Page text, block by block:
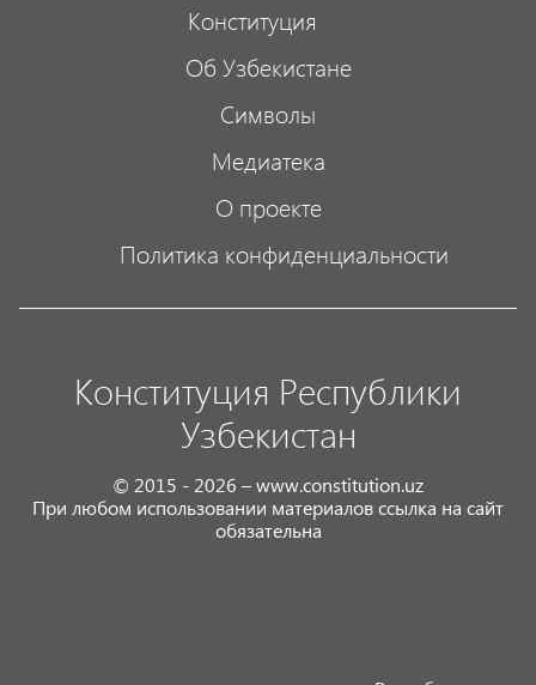
Конституция
Об Узбекистане
Символы
Медиатека
О проекте
Политика конфиденциальности
Конституция Республики
Узбекистан
© 2015 - 2026 – www.constitution.uz
При любом использовании материалов ссылка на сайт
обязательна